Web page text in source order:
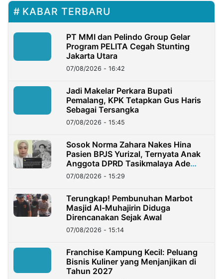
KABAR TERBARU
PT MMI dan Pelindo Group Gelar
Program PELITA Cegah Stunting
Jakarta Utara
07/08/2026 - 16:42
Jadi Makelar Perkara Bupati
Pemalang, KPK Tetapkan Gus Haris
Sebagai Tersangka
07/08/2026 - 15:45
Sosok Norma Zahara Nakes Hina
Pasien BPJS Yurizal, Ternyata Anak
Anggota DPRD Tasikmalaya Ade
Lukman
07/08/2026 - 15:29
Terungkap! Pembunuhan Marbot
Masjid Al-Muhajirin Diduga
Direncanakan Sejak Awal
07/08/2026 - 15:14
Franchise Kampung Kecil: Peluang
Bisnis Kuliner yang Menjanjikan di
Tahun 2027